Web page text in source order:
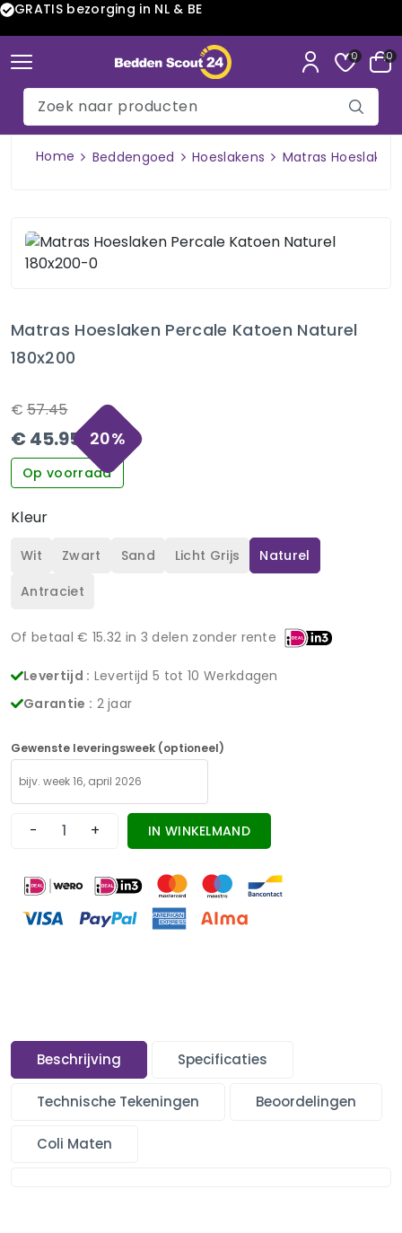
GRATIS bezorging in NL & BE
0 0
Home Beddengoed Hoeslakens Matras
Matras Hoeslaken Percale Katoen Naturel
180x200
€ 57.45
€ 45.95 20%
Op voorraad
Kleur
Wit Zwart Sand Licht Grijs
Naturel
Antraciet
Of betaal € 15.32 in 3 delen zonder rente
Levertijd : Levertijd 5 tot 10 Werkdagen
Garantie : 2 jaar
Gewenste leveringsweek (optioneel)
- + IN WINKELMAND
Beschrijving Specificaties
Technische Tekeningen Beoordelingen
Coli Maten